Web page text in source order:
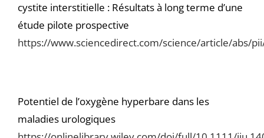
cystite interstitielle : Résultats à long terme d’une
étude pilote prospective
https://www.sciencedirect.com/science/article/abs/
Potentiel de l’oxygène hyperbare dans les
maladies urologiques